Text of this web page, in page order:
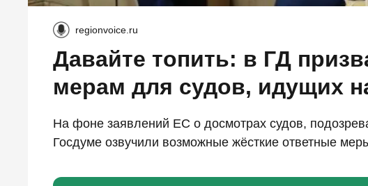
regionvoice.ru
Давайте топить: в ГД
мерам для судов, идущих
На фоне заявлений ЕС о досмотрах судов,
Госдуме озвучили возможные жёсткие ответные